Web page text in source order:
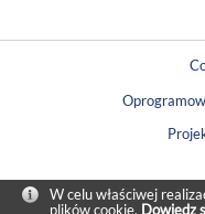
W celu właściwej
plików cookie. Dowiedz